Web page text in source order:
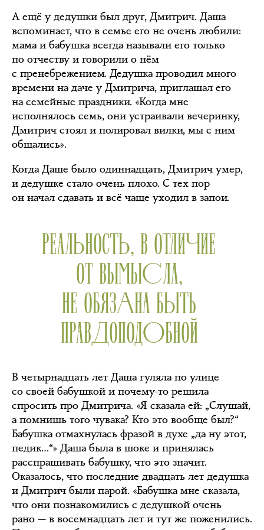
А ещё у дедушки был друг, Дмитрич. Даша
вспоминает, что в семье его не очень любили:
мама и бабушка всегда называли его только
по отчеству и говорили о нём
с пренебрежением. Дедушка проводил много
времени на даче у Дмитрича, приглашал его
на семейные праздники. «Когда мне
исполнялось семь, они устраивали вечеринку,
Дмитрич стоял и полировал вилки, мы с ним
общались».
Когда Даше было одиннадцать, Дмитрич умер,
и дедушке стало очень плохо. С тех пор
он начал сдавать и всё чаще уходил в запои.
РЕАЛЬНОСТЬ, В ОТЛИЧИЕ
ОТ ВЫМЫСЛА,
НЕ ОБЯЗАНА БЫТЬ
ПРАВДОПОДОБНОЙ
В четырнадцать лет Даша гуляла по улице
со своей бабушкой и почему-то решила
спросить про Дмитрича. «Я сказала ей: „Слушай,
а помнишь того чувака? Кто это вообще был?“
Бабушка отмахнулась фразой в духе „да ну этот,
педик…“» Даша была в шоке и принялась
расспрашивать бабушку, что это значит.
Оказалось, что последние двадцать лет дедушка
и Дмитрич были парой. «Бабушка мне сказала,
что они познакомились с дедушкой очень
рано — в восемнадцать лет и тут же поженились.